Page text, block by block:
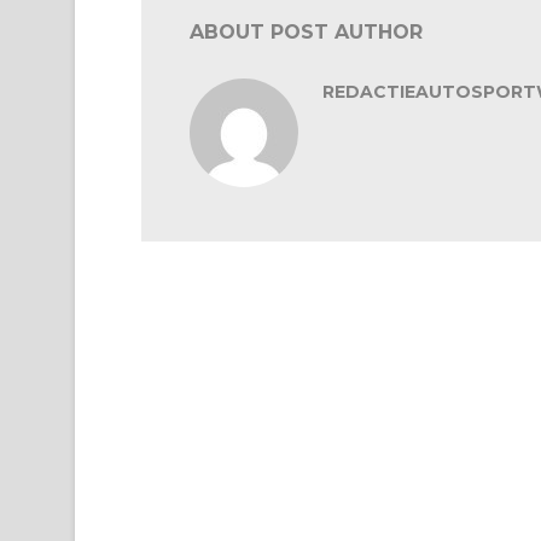
ABOUT POST AUTHOR